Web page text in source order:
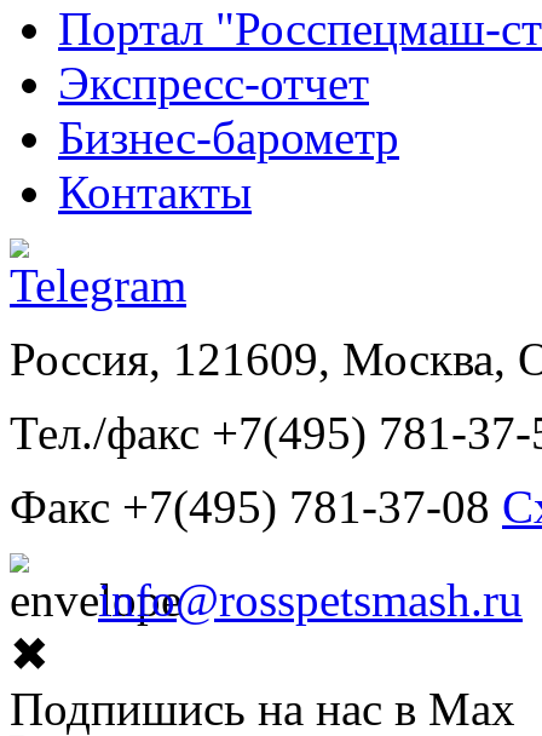
Портал "Росспецмаш-
Экспресс-отчет
Бизнес-барометр
Контакты
Россия, 121609, Москва,
Тел./факс +7(495) 781-37-
Факс +7(495) 781-37-08
info@rosspetsmash.ru
✖
Подпишись на нас в Max